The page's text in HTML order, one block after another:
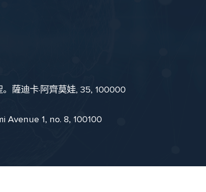
薩迪卡·阿齊莫娃, 35, 100000
Avenue 1, no. 8, 100100